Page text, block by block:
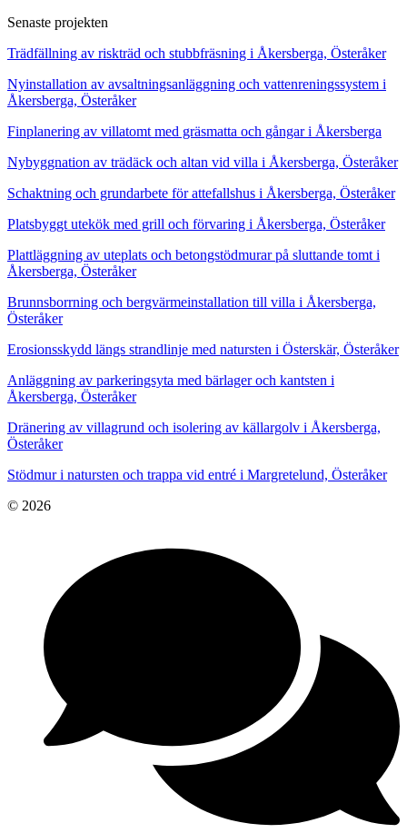
Senaste projekten
Trädfällning av riskträd och stubbfräsning i Åkersberga, Österåker
Nyinstallation av avsaltningsanläggning och vattenreningssystem i
Åkersberga, Österåker
Finplanering av villatomt med gräsmatta och gångar i Åkersberga
Nybyggnation av trädäck och altan vid villa i Åkersberga, Österåker
Schaktning och grundarbete för attefallshus i Åkersberga, Österåker
Platsbyggt utekök med grill och förvaring i Åkersberga, Österåker
Plattläggning av uteplats och betongstödmurar på sluttande tomt i
Åkersberga, Österåker
Brunnsborrning och bergvärmeinstallation till villa i Åkersberga,
Österåker
Erosionsskydd längs strandlinje med natursten i Österskär, Österåker
Anläggning av parkeringsyta med bärlager och kantsten i
Åkersberga, Österåker
Dränering av villagrund och isolering av källargolv i Åkersberga,
Österåker
Stödmur i natursten och trappa vid entré i Margretelund, Österåker
© 2026